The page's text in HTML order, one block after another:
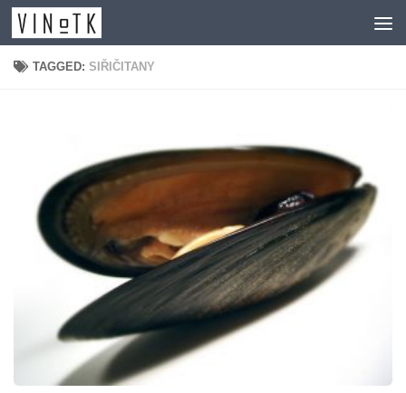
Skip to content
TAGGED:SIŘIČITANY